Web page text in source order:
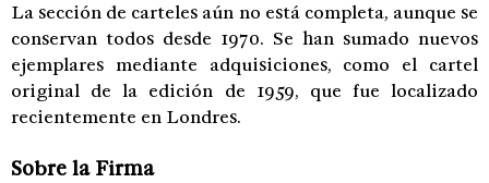
La sección de carteles aún no está completa, aunque se
conservan todos desde 1970. Se han sumado nuevos
ejemplares mediante adquisiciones, como el cartel
original de la edición de 1959, que fue localizado
recientemente en Londres.
Sobre la Firma